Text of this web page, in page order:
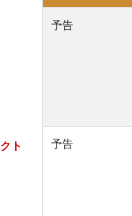
ト
予告
予告